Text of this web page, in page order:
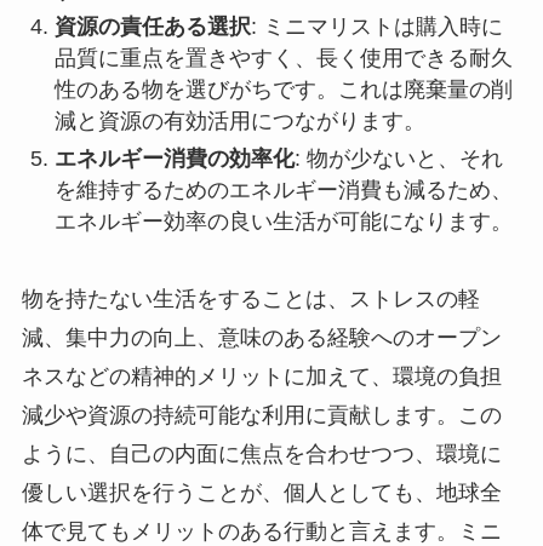
資源の責任ある選択: ミニマリストは購入時に
品質に重点を置きやすく、長く使用できる耐久
性のある物を選びがちです。これは廃棄量の削
減と資源の有効活用につながります。
エネルギー消費の効率化: 物が少ないと、それ
を維持するためのエネルギー消費も減るため、
エネルギー効率の良い生活が可能になります。
物を持たない生活をすることは、ストレスの軽
減、集中力の向上、意味のある経験へのオープン
ネスなどの精神的メリットに加えて、環境の負担
減少や資源の持続可能な利用に貢献します。この
ように、自己の内面に焦点を合わせつつ、環境に
優しい選択を行うことが、個人としても、地球全
体で見てもメリットのある行動と言えます。ミニ